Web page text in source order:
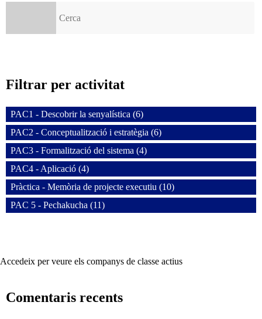
Filtrar per activitat
PAC1 - Descobrir la senyalística (6)
PAC2 - Conceptualització i estratègia (6)
PAC3 - Formalització del sistema (4)
PAC4 - Aplicació (4)
Pràctica - Memòria de projecte executiu (10)
PAC 5 - Pechakucha (11)
Accedeix per veure els companys de classe actius
Comentaris recents